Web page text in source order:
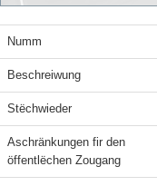
Numm
Beschreiwung
Stëchwieder
Aschränkungen fir den
öffentlëchen Zougang